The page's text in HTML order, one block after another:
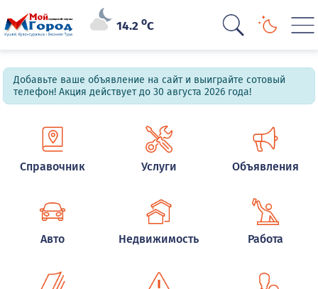
14.2oC
Добавьте ваше объявление на сайт и выиграйте сотовый
телефон! Акция действует до 30 августа 2026 года!
Справочник Услуги Объявления
Авто Недвижимость Работа